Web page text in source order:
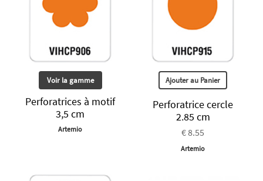
Voir la gamme
Perforatrices à motif
3,5 cm
Artemio
Ajouter au Panier
Perforatrice cercle
2.85 cm
€ 8.55
Artemio